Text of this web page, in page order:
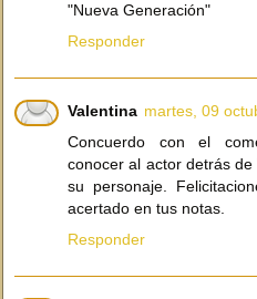
"Nueva Generación"
Responder
Valentina martes, 09
Concuerdo con el
conocer al actor detrás
su personaje.
acertado en tus notas.
Responder